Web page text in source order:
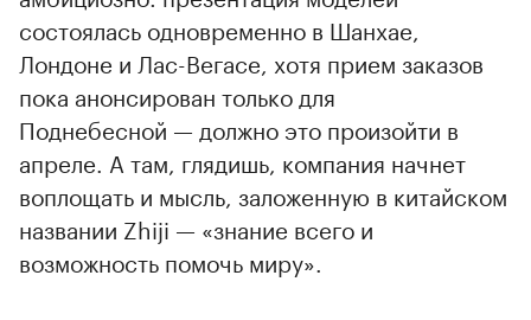
состоялась одновременно в Шанхае,
Лондоне и Лас-Вегасе, хотя прием заказов
пока анонсирован только для
Поднебесной — должно это произойти в
апреле. А там, глядишь, компания начнет
воплощать и мысль, заложенную в китайском
названии Zhiji — «знание всего и
возможность помочь миру».